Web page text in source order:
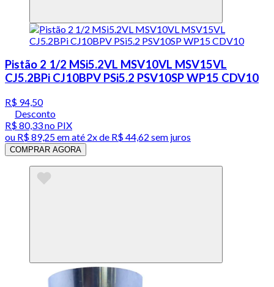
Pistão 2 1/2 MSi5.2VL MSV10VL MSV15VL
CJ5.2BPi CJ10BPV PSi5.2 PSV10SP WP15 CDV10
R$ 94,50
Desconto
R$ 80,33no PIX
ou R$ 89,25em até 2x de R$ 44,62 sem juros
COMPRAR AGORA